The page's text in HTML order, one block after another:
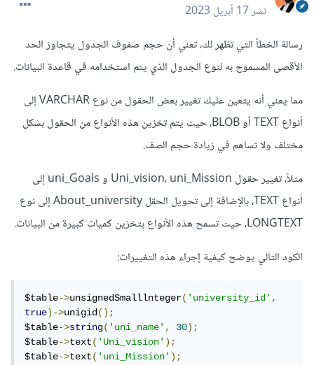
نشر17 أبريل 2023
رسالة الخطأ التي تظهر لك، تعني أن حجم صفوف الجدول يتجاوز الحد
الأقصى المسموح به لنوع الجدول الذي يتم استخدامه في قاعدة البيانات.
مما يعني أنه يتعين عليك تغيير بعض الحقول من نوع VARCHAR إلى
أنواع TEXT أو BLOB، حيث يتم تخزين هذه الأنواع من الحقول بشكل
مختلف ولا تساهم في زيادة حجم الصف.
مثلاً، تغيير حقول Uni_vision، uni_Mission و uni_Goals إلى
أنواع TEXT، بالإضافة إلى تحويل الحقل About_university إلى نوع
LONGTEXT، حيث تسمح هذه الأنواع بتخزين كميات كبيرة من البيانات.
الكود التالي يوضح كيفية إجراء هذه التغييرات:
$table->unsignedSmalllnteger('university_id',
true)->unigid();
$table->string('uni_name', 30);
$table->text('Uni_vision');
$table->text('uni_Mission');